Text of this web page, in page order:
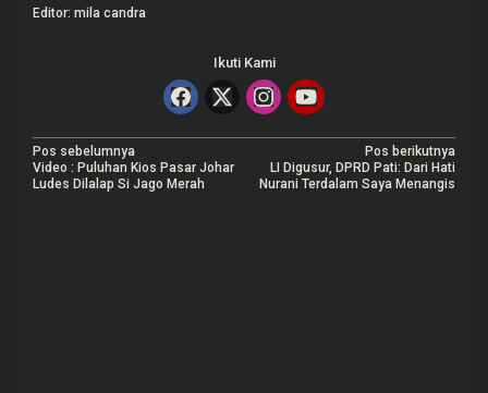
Editor: mila candra
Ikuti Kami
N
a
Pos sebelumnya
Video : Puluhan Kios Pasar Johar
Ludes Dilalap Si Jago Merah
Pos berikutnya
LI Digusur, DPRD Pati: Dari Hati
Nurani Terdalam Saya Menangis